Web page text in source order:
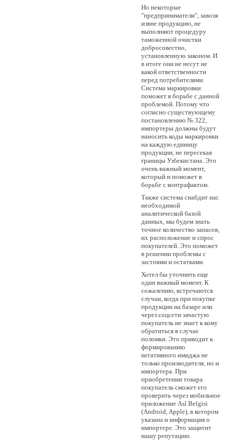
Но некоторые
"предприниматели", завозя
извне продукцию, не
выполняют процедуру
таможенной очистки
добросовестно,
установленную законом. И
в итоге они не несут не
какой ответственности
перед потребителями.
Система маркировки
поможет в борьбе с данной
проблемой. Потому что
согласно существующему
постановлению № 322,
импортеры должны будут
наносить коды маркировки
на каждую единицу
продукции, не пересекая
границы Узбекистана. Это
очень важный момент,
который и поможет в
борьбе с контрафактом.
Также система снабдит нас
необходимой
аналитической базой
данных, мы будем знать
точное количество запасов,
их расположение и спрос
покупателей. Это поможет
в решении проблемы с
застоями и остатками.
Хотел бы уточнить еще
один важный момент. К
сожалению, встречаются
случаи, когда при покупке
продукции на базаре или
через соцсети зачастую
покупатель не знает к кому
обратиться в случае
поломки. Это приводит к
формированию
негативного имиджа не
только производителя, но и
импортера. При
приобретении товара
покупатель сможет его
проверить через мобильное
приложение Asl Belgisi
(Android, Apple), в котором
указана и информация о
импортере. Это защитит
нашу репутацию.